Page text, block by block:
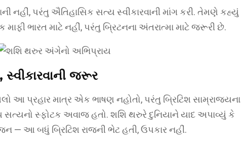
નહીં, પરંતુ ઐતિહાસિક સત્ય સ્વીકારવાની માંગ કરી. તેમણે કહ્યું
ભારત માટે નહીં, પરંતુ બ્રિટનના અંતરાત્મા માટે જરૂરી છે.
સ્વીકારવાની જરૂર
આ પ્રહાર માત્ર એક ભાષણ નહોતો, પરંતુ બ્રિટિશ સામ્રાજ્યના
સત્યનો સ્ફોટક અવાજ હતો. શશિ થરુરે દુનિયાને યાદ અપાવ્યું કે
— આ બધું બ્રિટિશ રાજની ભેટ હતી, ઉપકાર નહીં.